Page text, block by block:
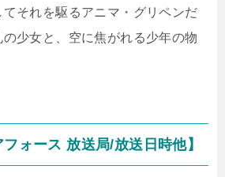
それを駆るアニマ・グリペンだ
少女と、空に焦がれる少年の物
フォース 放送局/放送日時他】